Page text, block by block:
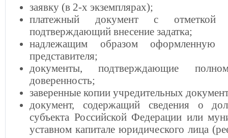
заявку (в 2-х экземплярах);
платежный документ с отметкой
подтверждающий внесение задатка;
надлежащим образом
представителя;
документы, подтверждающие
доверенность;
заверенные копии учредительных
документ, содержащий сведения о
субъекта Российской Федерации или
уставном капитале юридического лица